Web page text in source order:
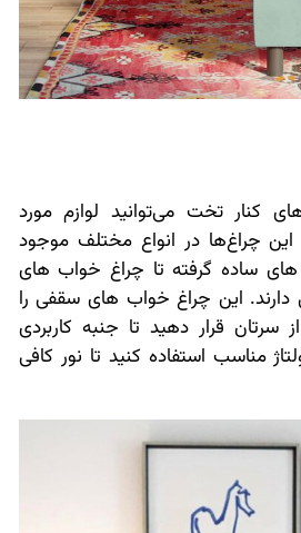
کنار تخت می‌توانید لوازم مورد
این چراغ‌ها در انواع مختلف موجود
ساده گرفته تا چراغ خواب های
این چراغ خواب های سقفی را
از سرتان قرار دهید تا جنبه کاربردی
مناسب استفاده کنید تا نور کافی